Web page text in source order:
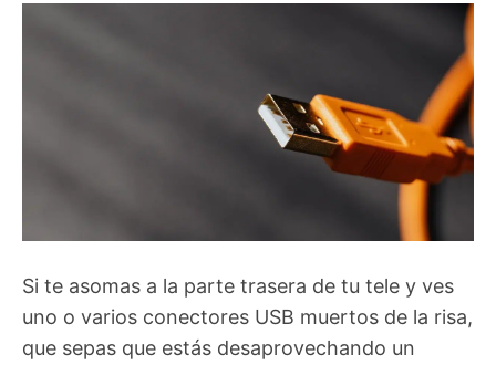
Si te asomas a la parte trasera de tu tele y ves
uno o varios conectores USB muertos de la risa,
que sepas que estás desaprovechando un